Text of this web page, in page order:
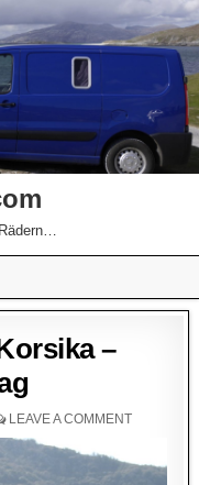
–
LEAVE A COMMENT